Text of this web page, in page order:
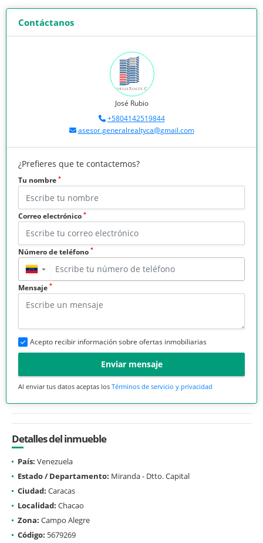
Contáctanos
José Rubio
+5804142519844
asesor.generalrealtyca@gmail.com
¿Prefieres que te contactemos?
Tu nombre *
Correo electrónico *
Número de teléfono *
▼
Mensaje *
Acepto recibir información sobre ofertas inmobiliarias
Enviar mensaje
Al enviar tus datos aceptas los Términos de servicio y privacidad
Detalles del inmueble
País: Venezuela
Estado / Departamento: Miranda - Dtto. Capital
Ciudad: Caracas
Localidad: Chacao
Zona: Campo Alegre
Código: 5679269